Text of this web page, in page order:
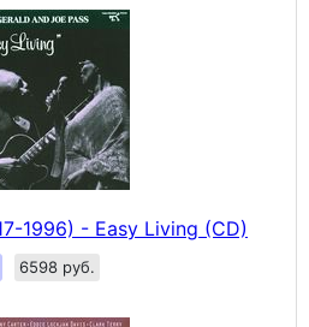
1996) - Easy Living (CD)
6598 руб.